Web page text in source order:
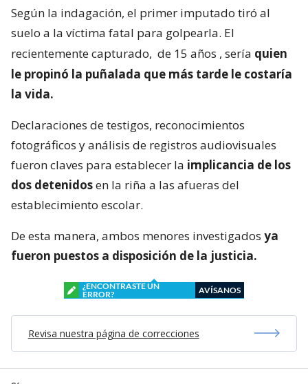
Según la indagación, el primer imputado tiró al
suelo a la víctima fatal para golpearla. El
recientemente capturado, de 15 años , sería quien
le propinó la puñalada que más tarde le costaría
la vida.
Declaraciones de testigos, reconocimientos
fotográficos y análisis de registros audiovisuales
fueron claves para establecer la implicancia de los
dos detenidosen la riña a las afueras del
establecimiento escolar.
De esta manera, ambos menores investigados ya
fueron puestos a disposición de la justicia.
¿ENCONTRASTE UN
ERROR?
AVÍSANOS
Revisa nuestra página de correcciones